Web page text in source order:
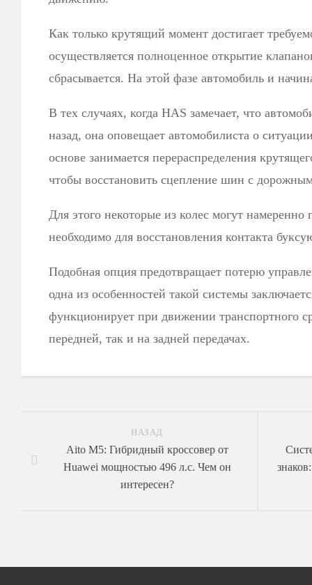
Как только крутящий момент достигает
осуществляется полноценное открытие
сбрасывается. На этой фазе автомобиль и
В тех случаях, когда HAS замечает, что
назад, она оповещает автомобилиста о
основе занимается перераспределения
чтобы восстановить сцепление шин с
Для этого некоторые из колес могут намеренно
необходимо для восстановления контакта
Подобная опция предотвращает потерю
одна из особенностей такой системы
функционирует при движении транспортного
передней, так и на задней передачах.
НАЗАД
Aito M5: Гибридный кроссовер от
Huawei мощностью 496 л.с. Чем он
интересен?